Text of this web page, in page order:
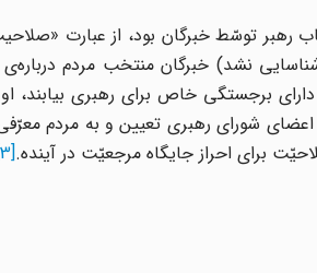
رهبر توسّط خبرگان بود، از عبارت
نشد) خبرگان منتخب مردم دربارهی
برجستگی خاص برای رهبری بیابند، او
اعضای شورای رهبری تعیین و به مردم
برای احراز جایگاه مرجعیّت در آینده.[3]